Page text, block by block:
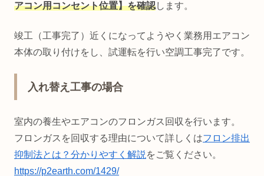
アコン用コンセント位置】を確認します。
竣工（工事完了）近くになってようやく業務用エアコン
本体の取り付けをし、試運転を行い空調工事完了です。
入れ替え工事の場合
室内の養生やエアコンのフロンガス回収を行います。
フロンガスを回収する理由について詳しくはフロン排出
抑制法とは？分かりやすく解説 をご覧ください。
https://p2earth.com/1429/